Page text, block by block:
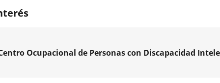
Ocupacional de Personas con Discapacidad